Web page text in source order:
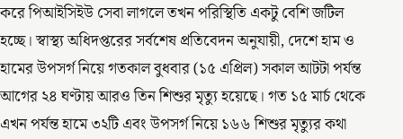
করে পিআইসিইউ সেবা লাগলে তখন পরিস্থিতি একটু বেশি জটিল
হচ্ছে। স্বাস্থ্য অধিদপ্তরের সর্বশেষ প্রতিবেদন অনুযায়ী, দেশে হাম ও
হামের উপসর্গ নিয়ে গতকাল বুধবার (১৫ এপ্রিল) সকাল আটটা পর্যন্ত
আগের ২৪ ঘণ্টায় আরও তিন শিশুর মৃত্যু হয়েছে। গত ১৫ মার্চ থেকে
এখন পর্যন্ত হামে ৩২টি এবং উপসর্গ নিয়ে ১৬৬ শিশুর মৃত্যুর কথা